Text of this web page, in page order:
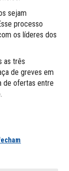
sejam
processo
os líderes dos
as três
de greves em
de ofertas entre